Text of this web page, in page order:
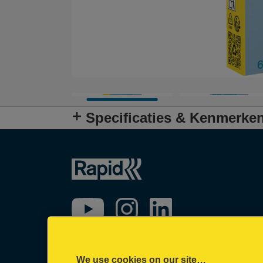
Specificaties &
We use cookies on our site…